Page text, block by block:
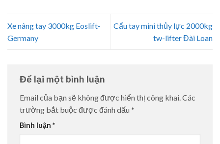
Xe nâng tay 3000kg Eoslift-
Germany
Cẩu tay mini thủy lực 2000kg
tw-lifter Đài Loan
Để lại một bình luận
Email của bạn sẽ không được hiển thị công khai.Các
trường bắt buộc được đánh dấu *
Bình luận *